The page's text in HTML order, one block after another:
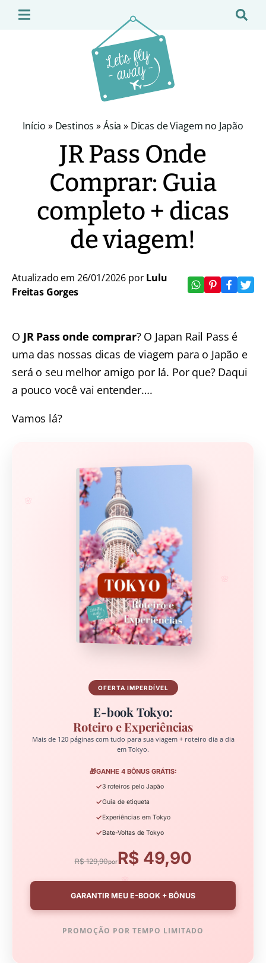
Início » Destinos »Ásia » Dicas de Viagem no Japão
JR Pass Onde
Comprar: Guia
completo + dicas
de viagem!
Atualizado em 26/01/2026 porLulu
Freitas Gorges
O JR Pass onde comprar? O Japan Rail Pass é
uma das nossas dicas de viagem para o Japão e
será o seu melhor amigo por lá. Por que? Daqui
a pouco você vai entender….
Vamos lá?
🌸
🌸
OFERTA IMPERDÍVEL
E-book Tokyo:
Roteiro e Experiências
Mais de 120 páginas com tudo para sua viagem + roteiro dia a dia
em Tokyo.
🎁GANHE 4 BÔNUS GRÁTIS:
✓3 roteiros pelo Japão
✓Guia de etiqueta
✓Experiências em Tokyo
✓Bate-Voltas de Tokyo
R$ 129,90porR$ 49,90
GARANTIR MEU E-BOOK + BÔNUS
PROMOÇÃO POR TEMPO LIMITADO